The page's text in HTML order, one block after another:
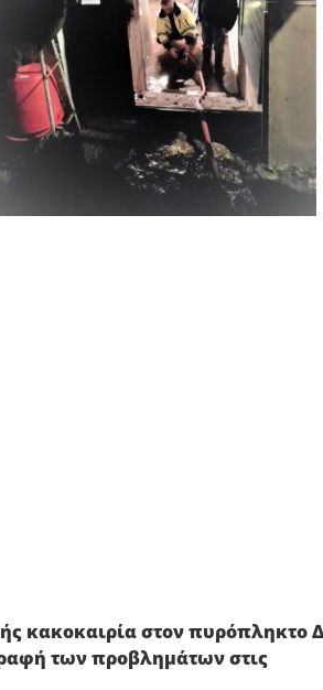
κακοκαιρία στον πυρόπληκτο
των προβλημάτων στις